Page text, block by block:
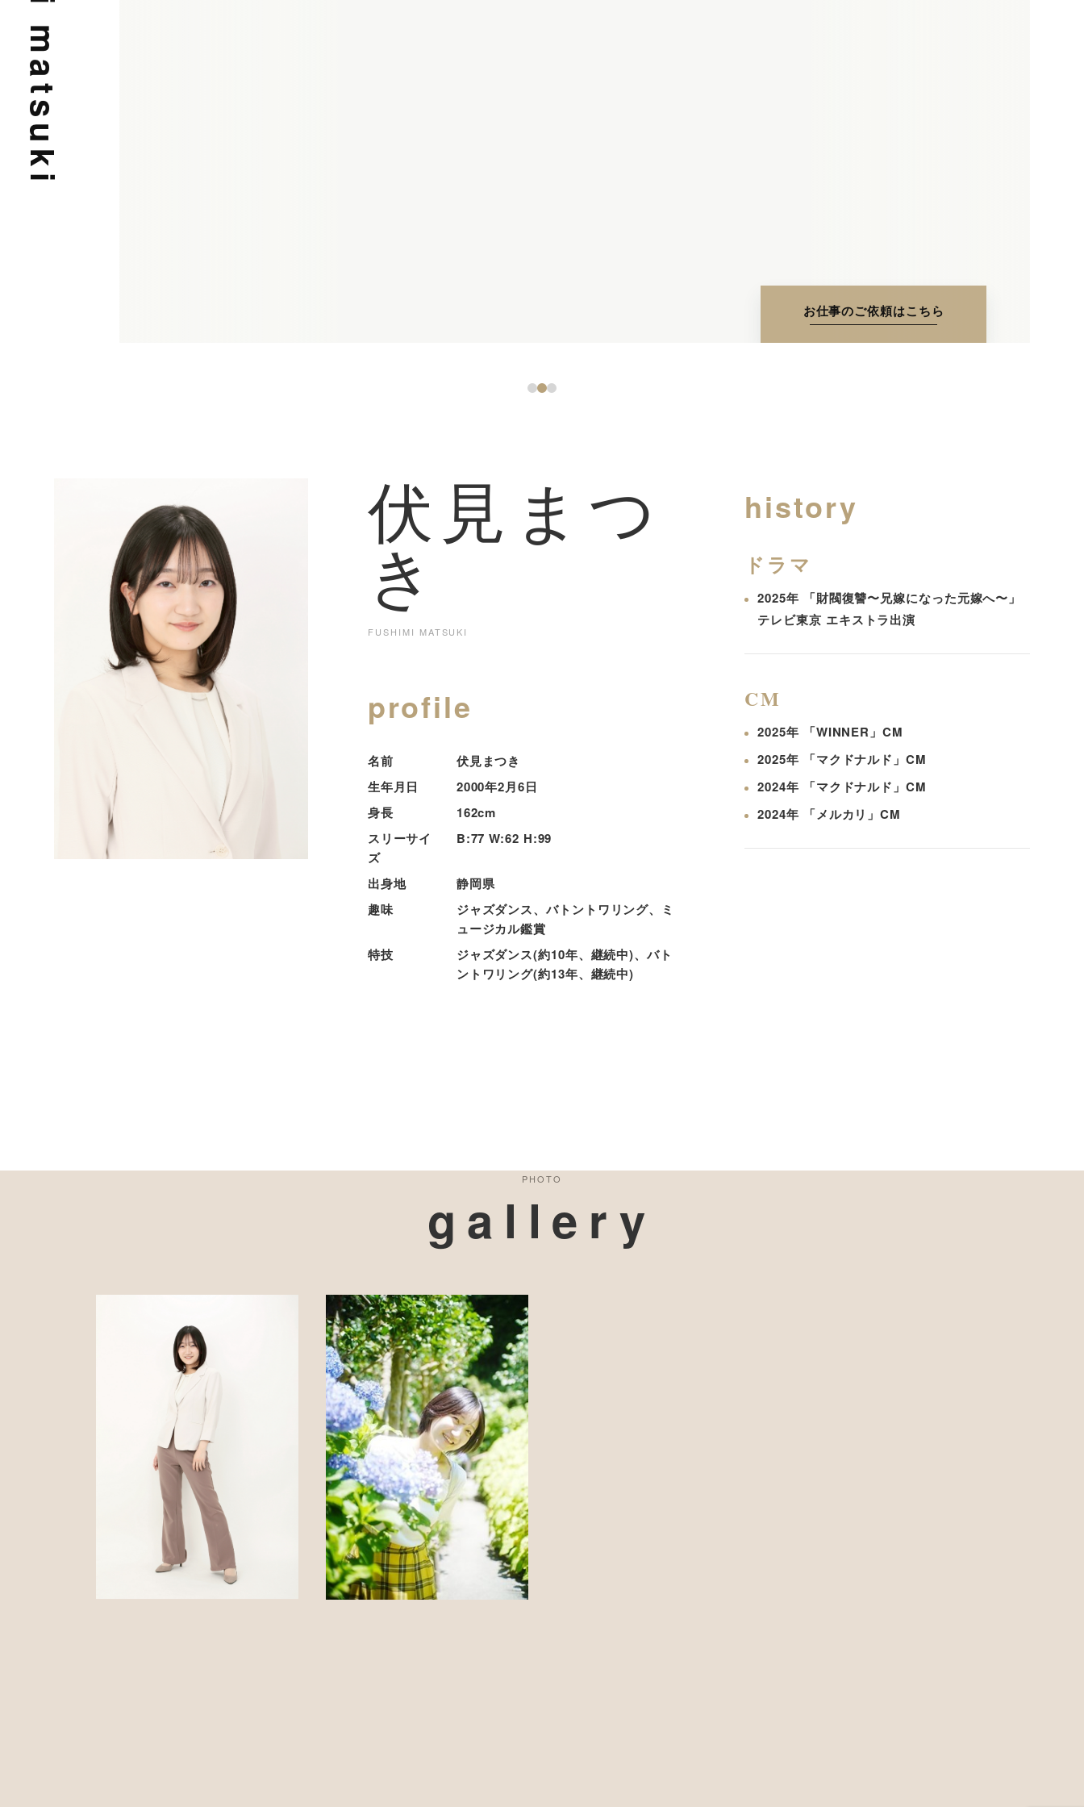
お仕事のご依頼はこちら
1 2 3
伏見まつ
き
FUSHIMI MATSUKI
profile
名前
伏見まつき
生年月日
2000年2月6日
身長
162cm
スリーサイ
ズ
B:77 W:62 H:99
出身地
静岡県
趣味
ジャズダンス、バトントワリング、ミ
ュージカル鑑賞
特技
ジャズダンス(約10年、継続中)、バト
ントワリング(約13年、継続中)
history
ドラマ
2025年 「財閥復讐〜兄嫁になった元嫁へ〜」
テレビ東京 エキストラ出演
CM
2025年 「WINNER」CM
2025年 「マクドナルド」CM
2024年 「マクドナルド」CM
2024年 「メルカリ」CM
PHOTO
gallery